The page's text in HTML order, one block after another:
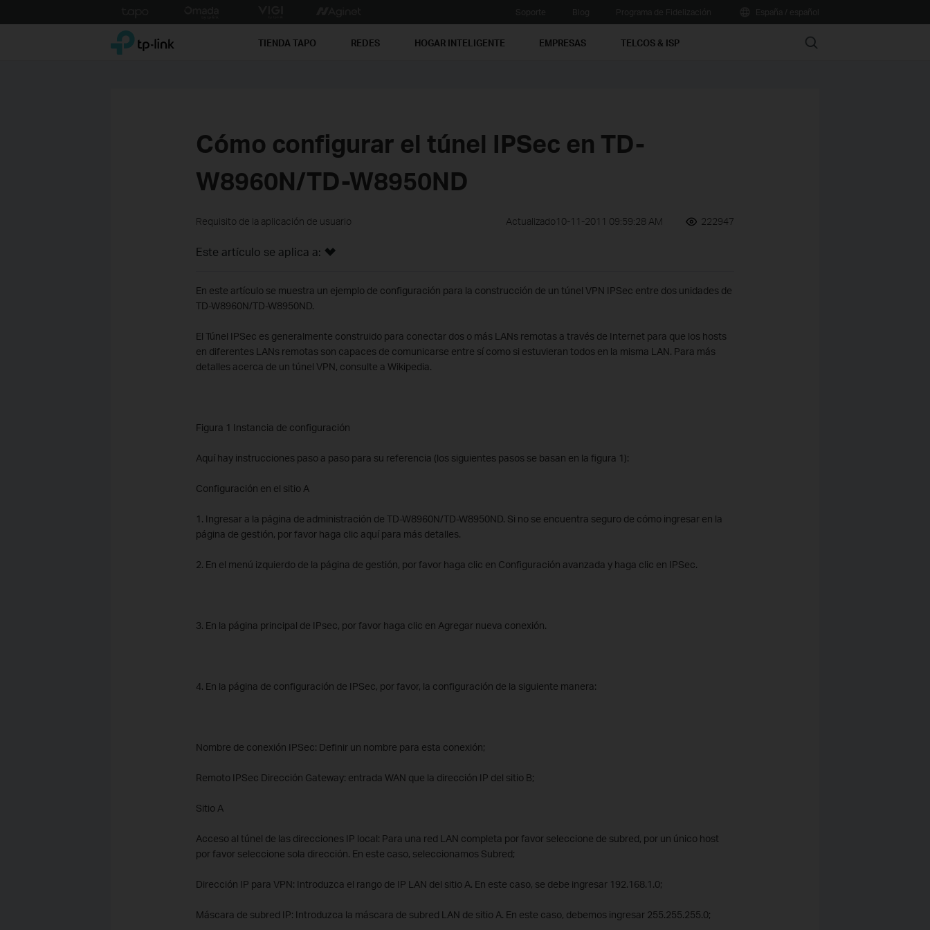
to
TP-Link, Reliably Smart TIENDA TAPO REDES HOGAR INTELIGENTE EMPRESAS TELCOS & ISP Search
Cómo configurar el túnel IPSec en TD-
W8960N/TD-W8950ND
Requisito de la aplicación de usuario Actualizado10-11-2011 09:59:28 AM 222947
Este artículo se aplica a:
En este artículo se muestra un ejemplo de configuración para la construcción de un túnel VPN IPSec entre dos unidades de
TD-W8960N/TD-W8950ND.
El Túnel IPSec es generalmente construido para conectar dos o más LANs remotas a través de Internet para que los hosts
en diferentes LANs remotas son capaces de comunicarse entre sí como si estuvieran todos en la misma LAN. Para más
detalles acerca de un túnel VPN, consulte a Wikipedia.
Figura 1 Instancia de configuración
Aquí hay instrucciones paso a paso para su referencia (los siguientes pasos se basan en la figura 1):
Configuración en el sitio A
1. Ingresar a la página de administración de TD-W8960N/TD-W8950ND. Si no se encuentra seguro de cómo ingresar en la
página de gestión, por favor haga clic aquí para más detalles.
2. En el menú izquierdo de la página de gestión, por favor haga clic en Configuración avanzada y haga clic en IPSec.
3. En la página principal de IPsec, por favor haga clic en Agregar nueva conexión.
4. En la página de configuración de IPSec, por favor, la configuración de la siguiente manera:
Nombre de conexión IPSec: Definir un nombre para esta conexión;
Remoto IPSec Dirección Gateway: entrada WAN que la dirección IP del sitio B;
Sitio A
Acceso al túnel de las direcciones IP local: Para una red LAN completa por favor seleccione de subred, por un único host
por favor seleccione sola dirección. En este caso, seleccionamos Subred;
Dirección IP para VPN: Introduzca el rango de IP LAN del sitio A. En este caso, se debe ingresar 192.168.1.0;
Máscara de subred IP: Introduzca la máscara de subred LAN de sitio A. En este caso, debemos ingresar 255.255.255.0;